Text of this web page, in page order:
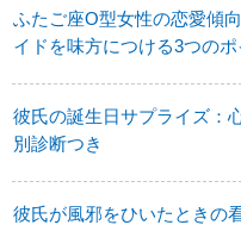
ふたご座O型女性の恋愛傾
イドを味方につける3つのポ
彼氏の誕生日サプライズ：
別診断つき
彼氏が風邪をひいたときの